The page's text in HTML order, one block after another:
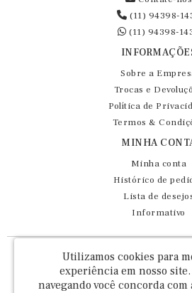
(11) 94398-
(11) 94398-
Sobre a
Trocas e
Política de
Termos &
MINHA
Minha conta
Histórico de
Lista de
Informativo
Fernando Maluhy Cia Ltda - CNPJ:
Rua Dr Euclydes da Cunha, 47 - Brás - São
Utilizamos cookies para
experiência em nosso site.
navegando você concorda com